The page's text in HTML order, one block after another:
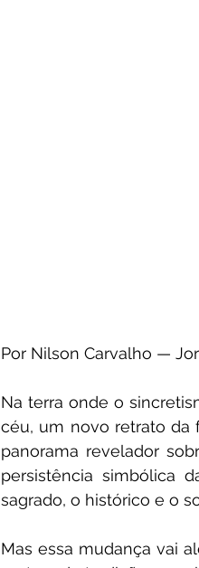
Por Nilson Carvalho —
Na terra onde o
céu, um novo retrato da
panorama revelador
persistência simbólica
sagrado, o histórico e o
Mas essa mudança vai